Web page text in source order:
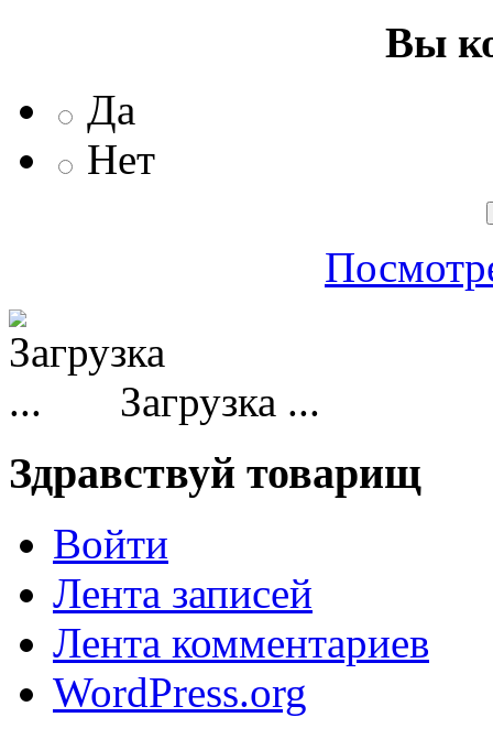
Вы
Да
Нет
Загрузка ...
Здравствуй товарищ
Войти
Лента записей
Лента комментариев
WordPress.org